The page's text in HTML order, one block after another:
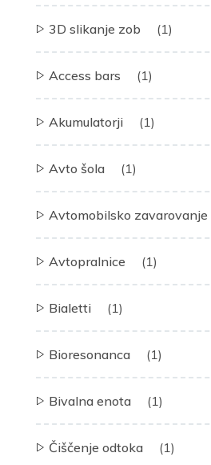
3D slikanje zob (1)
Access bars (1)
Akumulatorji (1)
Avto šola (1)
Avtomobilsko zavarovanje
Avtopralnice (1)
Bialetti (1)
Bioresonanca (1)
Bivalna enota (1)
Čiščenje odtoka (1)